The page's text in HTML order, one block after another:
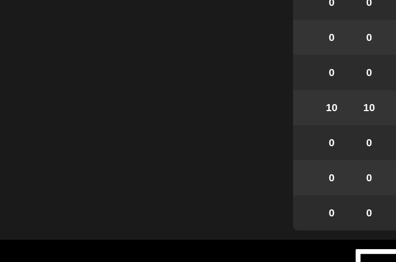
0
0
0
0
0
0
10
10
0
0
0
0
0
0